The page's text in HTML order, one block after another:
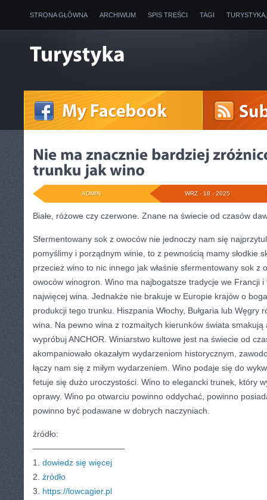
STRONA GŁÓWNA ARCHIWUM SPIS TREŚCI TAGI
WRZ - 18 - 2025
ADMIN
Białe, różowe czy czerwone. Znane na świecie od czasów
Sfermentowany sok z owoców nie jednoczy nam się
pomyślimy i porządnym winie, to z pewnością mamy słodkie
przecież wino to nic innego jak właśnie sfermentowany sok z
owoców winogron. Wino ma najbogatsze tradycje we Francji
najwięcej wina. Jednakże nie brakuje w Europie krajów o
produkcji tego trunku. Hiszpania Włochy, Bułgaria lub Węgry
wina. Na pewno wina z rozmaitych kierunków świata smakują
wypróbuj ANCHOR. Winiarstwo kultowe jest na świecie od
akompaniowało okazałym wydarzeniom historycznym,
łączy nam się z miłym wydarzeniem. Wino podaje się do
fetuje się dużo uroczystości. Wino to elegancki trunek, który
oprawy. Wino po otwarciu powinno oddychać, powinno
powinno być podawane w dobrych naczyniach.
źródło:
———————————
1. dowiedz się więcej
2. źródło
3. https://lowcagier.pl